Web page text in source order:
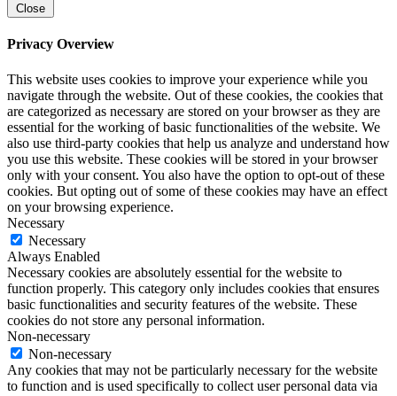
Close
Privacy Overview
This website uses cookies to improve your experience while you
navigate through the website. Out of these cookies, the cookies that
are categorized as necessary are stored on your browser as they are
essential for the working of basic functionalities of the website. We
also use third-party cookies that help us analyze and understand how
you use this website. These cookies will be stored in your browser
only with your consent. You also have the option to opt-out of these
cookies. But opting out of some of these cookies may have an effect
on your browsing experience.
Necessary
Necessary
Always Enabled
Necessary cookies are absolutely essential for the website to
function properly. This category only includes cookies that ensures
basic functionalities and security features of the website. These
cookies do not store any personal information.
Non-necessary
Non-necessary
Any cookies that may not be particularly necessary for the website
to function and is used specifically to collect user personal data via